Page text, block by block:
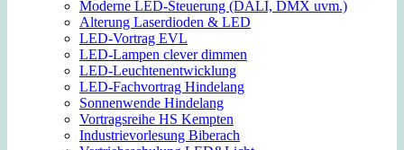
Moderne LED-Steuerung (DALI, DMX uvm.)
Alterung Laserdioden & LED
LED-Vortrag EVL
LED-Lampen clever dimmen
LED-Leuchtenentwicklung
LED-Fachvortrag Hindelang
Sonnenwende Hindelang
Vortragsreihe HS Kempten
Industrievorlesung Biberach